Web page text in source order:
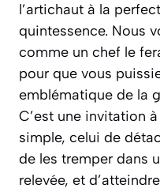
l’artichaut à la
quintessence. Nous
comme un chef le
pour que vous
emblématique de la
C’est une invitation
simple, celui de
de les tremper dans
relevée, et